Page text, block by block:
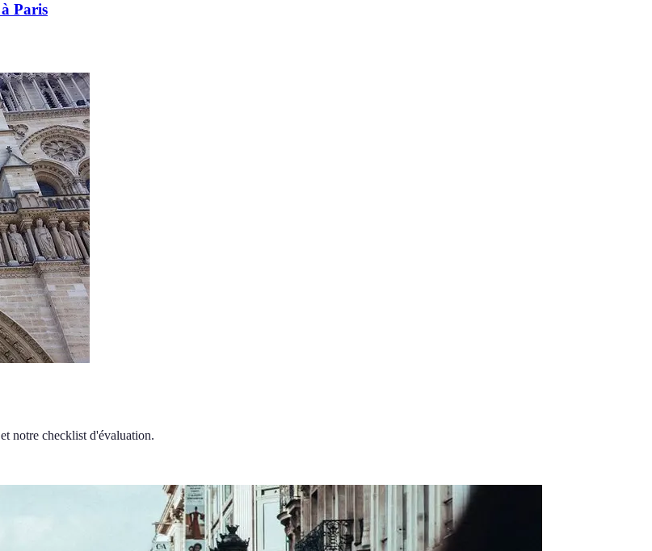
Paris
notre checklist d'évaluation.